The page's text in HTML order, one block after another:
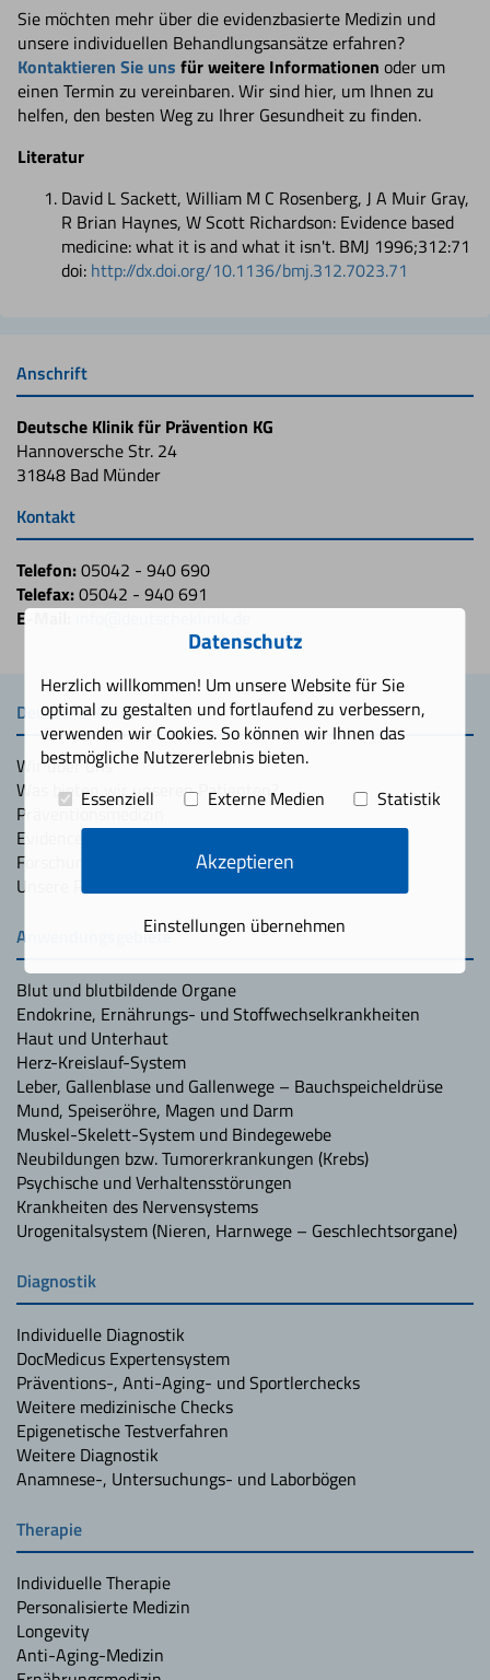
Sie möchten mehr über die evidenzbasierte Medizin und
unsere individuellen Behandlungsansätze erfahren?
Kontaktieren Sie uns für weitere Informationen oder um
einen Termin zu vereinbaren. Wir sind hier, um Ihnen zu
helfen, den besten Weg zu Ihrer Gesundheit zu finden.
Literatur
David L Sackett, William M C Rosenberg, J A Muir Gray,
R Brian Haynes, W Scott Richardson: Evidence based
medicine: what it is and what it isn't. BMJ 1996;312:71
doi: http://dx.doi.org/10.1136/bmj.312.7023.71
Anschrift
Deutsche Klinik für Prävention KG
Hannoversche Str. 24
31848 Bad Münder
Kontakt
Telefon:05042 - 940 690
Telefax:05042 - 940 691
E-Mail:
Deutsche Klinik
Wir über uns
Was bieten wir unseren Patienten?
Präventionsmedizin
Evidence-basierte Medizin (EBM)
Forschung & Innovation
Unsere Partner
Anwendungsgebiete
Blut und blutbildende Organe
Endokrine, Ernährungs- und Stoffwechselkrankheiten
Haut und Unterhaut
Herz-Kreislauf-System
Leber, Gallenblase und Gallenwege – Bauchspeicheldrüse
Mund, Speiseröhre, Magen und Darm
Muskel-Skelett-System und Bindegewebe
Neubildungen bzw. Tumorerkrankungen (Krebs)
Psychische und Verhaltensstörungen
Krankheiten des Nervensystems
Urogenitalsystem (Nieren, Harnwege – Geschlechtsorgane)
Diagnostik
Individuelle Diagnostik
DocMedicus Expertensystem
Präventions-, Anti-Aging- und Sportlerchecks
Weitere medizinische Checks
Epigenetische Testverfahren
Weitere Diagnostik
Anamnese-, Untersuchungs- und Laborbögen
Therapie
Individuelle Therapie
Personalisierte Medizin
Longevity
Anti-Aging-Medizin
Datenschutz
Herzlich willkommen! Um unsere Website für Sie
optimal zu gestalten und fortlaufend zu verbessern,
verwenden wir Cookies. So können wir Ihnen das
bestmögliche Nutzererlebnis bieten.
Essenziell
Externe Medien Statistik
Akzeptieren
Einstellungen übernehmen